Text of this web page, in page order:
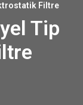
Filtre
Tip